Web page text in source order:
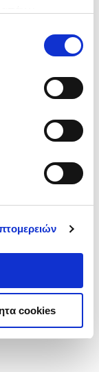
με την
σχετικά με
cookies